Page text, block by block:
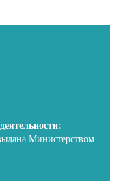
Министерством